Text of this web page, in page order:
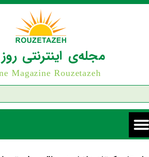
مجله‌ی اینترنتی
Magazine Rouzetazeh